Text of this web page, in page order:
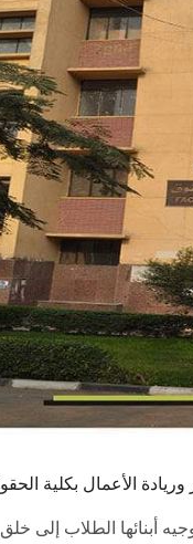
وريادة الأعمال بكلية
أبنائها الطلاب إلى